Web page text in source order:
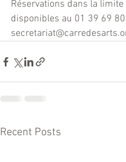
Réservations dans la
disponibles au 01 39 69
Recent Posts